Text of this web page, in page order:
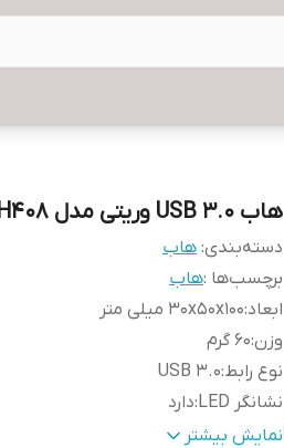
هاب USB 3.0 وریتی مدل H408 با ۳ پورت
دسته‌بندی: هاب
برچسب‌ها :هاب
ابعاد:30x50x100 میلی متر
وزن:60 گرم
نوع رابط:
USB 3.0
نشانگر LED
:دارد
تعداد پورت TF
:1 عدد
نمایش بیشتر